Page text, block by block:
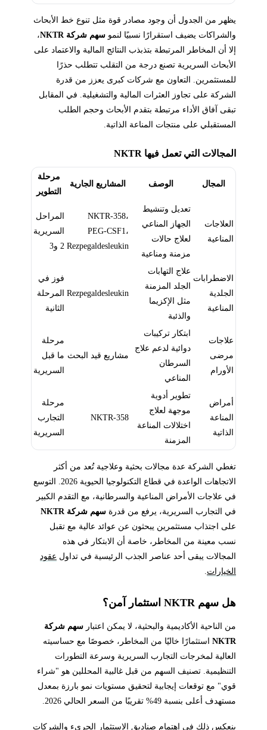
يظهر من الجدول أن وجود مصادر قوة مثل تنوع خط الأبحاث
والشراكات يضيف استقرارًا نسبيًا لنمو سهم شركة NKTR
،
إلا أن المخاطر المرتبطة بتذبذب النتائج المالية والاعتماد على
الأبحاث السريرية تصنع درجة من التقلب تتطلب حذرًا
للمستثمرين. التعاون مع شركات كبرى يعزز من قدرة
الشركة على تجاوز العثرات المالية والتشغيلية. في المقابل
تبقى آفاق الأداء مرتبطة بتقدم الأبحاث وحجم الطلب
المستقبلي على منتجات المناعة الذاتية.
المجالات التي تعمل فيها NKTR
المجال الوصف المشاريع الجارية
مرحلة
التطوير
العلاجات
المناعية
تعديل وتنشيط
الجهاز المناعي
لعلاج حالات
مزمنة ومناعية
NKTR-358،
PEG-CSF1،
Rezpegaldesleukin
المراحل
السريرية
2 و3
الاضطرابات
الجلدية
المناعية
علاج التهابات
الجلد المزمنة
مثل الإكزيما
والذئبة
Rezpegaldesleukin
فوز في
المرحلة
الثانية
علاجات
مرضى
الأورام
ابتكار تركيبات
دوائية لدعم علاج
السرطان
المناعي
مشاريع قيد البحث
مرحلة
ما قبل
السريرية
أمراض
المناعة
الذاتية
تطوير أدوية
موجهة لعلاج
اختلالات المناعة
المزمنة
NKTR-358
مرحلة
التجارب
السريرية
تغطي الشركة عدة مجالات بحثية وعلاجية تُعد من أكثر
الاتجاهات الواعدة في قطاع التكنولوجيا الحيوية 2026. التوسع
في علاجات الأمراض المناعية والسرطانية، مع التقدم الكبير
في التجارب السريرية، يرفع من قدرة سهم شركة NKTR
على اجتذاب مستثمرين يبحثون عن عوائد عالية مع تقبل
نسب معينة من المخاطر، خاصة أن الابتكار في هذه
المجالات يبقى أحد عناصر الجذب الرئيسية في تداول عقود
الخيارات.
هل سهم NKTR استثمار آمن؟
من الناحية الأكاديمية والبحثية، لا يمكن اعتبار سهم شركة
NKTRاستثمارًا خاليًا من المخاطر، خصوصًا مع حساسيته
العالية لمخرجات التجارب السريرية وسرعة التطورات
التنظيمية. تصنيف السهم من قبل غالبية المحللين هو "شراء
قوي" مع توقعات إيجابية لتحقيق مستويات نمو بارزة بمعدل
مستهدف أعلى بنسبة 49% تقريبًا من السعر الحالي 2026.
ينعكس ذلك في اهتمام صناديق الاستثمار الجريء والشركات